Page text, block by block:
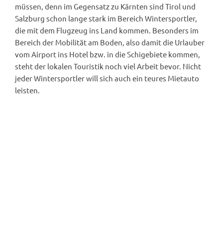
müssen, denn im Gegensatz zu Kärnten sind Tirol und
Salzburg schon lange stark im Bereich Wintersportler,
die mit dem Flugzeug ins Land kommen. Besonders im
Bereich der Mobilität am Boden, also damit die Urlauber
vom Airport ins Hotel bzw. in die Schigebiete kommen,
steht der lokalen Touristik noch viel Arbeit bevor. Nicht
jeder Wintersportler will sich auch ein teures Mietauto
leisten.